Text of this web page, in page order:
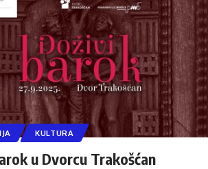
KULTURA
u Dvorcu Trakošćan